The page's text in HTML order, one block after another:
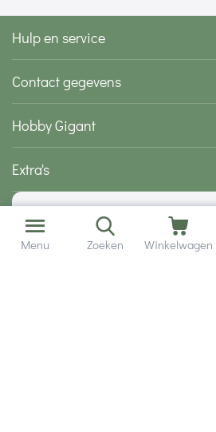
Hulp en service
Contact gegevens
Hobby Gigant
Extra's
Wij zijn
Menu Zoeken Winkelwagen